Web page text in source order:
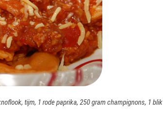
tijm, 1 rode paprika, 250 gram champignons, 1 blik